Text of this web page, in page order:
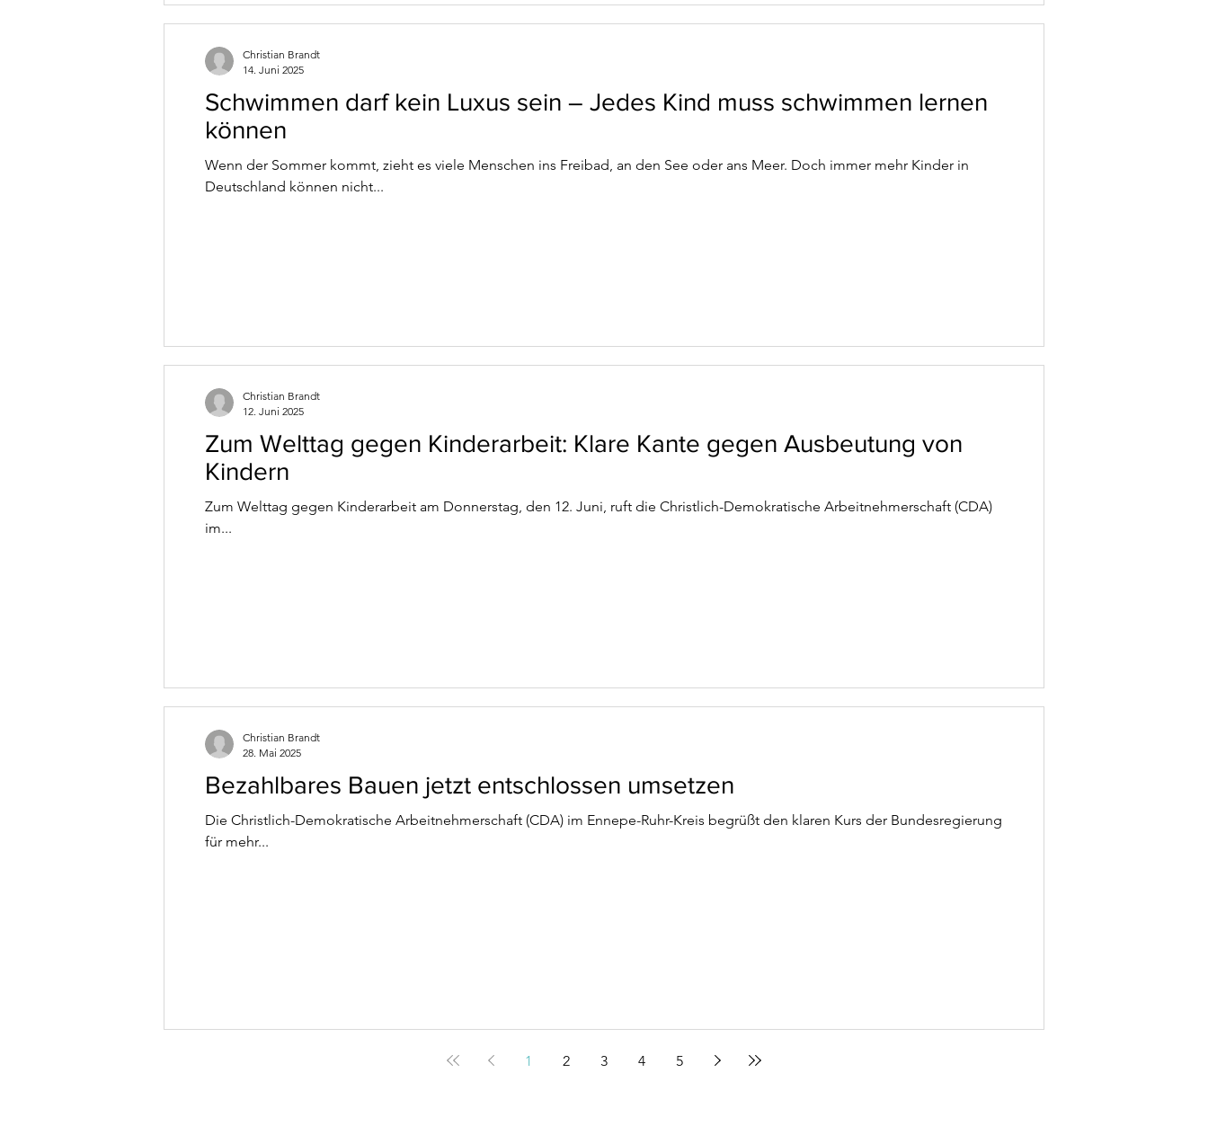
Schwimmen darf kein Luxus sein – Jedes Kind muss schwimmen lernen
können
Wenn der Sommer kommt, zieht es viele Menschen ins Freibad, an den See oder ans Meer. Doch immer mehr Kinder in
Deutschland können nicht...
Christian Brandt
14. Juni 2025
Zum Welttag gegen Kinderarbeit: Klare Kante gegen Ausbeutung von
Kindern
Zum Welttag gegen Kinderarbeit am Donnerstag, den 12. Juni, ruft die Christlich-Demokratische Arbeitnehmerschaft (CDA)
im...
Christian Brandt
12. Juni 2025
Bezahlbares Bauen jetzt entschlossen umsetzen
Die Christlich-Demokratische Arbeitnehmerschaft (CDA) im Ennepe-Ruhr-Kreis begrüßt den klaren Kurs der Bundesregierung
für mehr...
Christian Brandt
28. Mai 2025
1 2 3 4 5